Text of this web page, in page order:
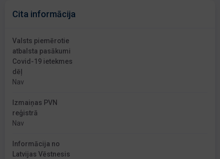
Cita informācija
Valsts piemērotie
atbalsta pasākumi
Covid-19 ietekmes
dēļ
Nav
Izmaiņas PVN
reģistrā
Nav
Informācija no
Latvijas Vēstnesis